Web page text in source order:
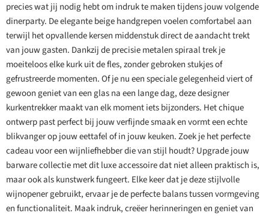
precies wat jij nodig hebt om indruk te maken tijdens jouw volgende
dinerparty. De elegante beige handgrepen voelen comfortabel aan
terwijl het opvallende kersen middenstuk direct de aandacht trekt
van jouw gasten. Dankzij de precisie metalen spiraal trek je
moeiteloos elke kurk uit de fles, zonder gebroken stukjes of
gefrustreerde momenten. Of je nu een speciale gelegenheid viert of
gewoon geniet van een glas na een lange dag, deze designer
kurkentrekker maakt van elk moment iets bijzonders. Het chique
ontwerp past perfect bij jouw verfijnde smaak en vormt een echte
blikvanger op jouw eettafel of in jouw keuken. Zoek je het perfecte
cadeau voor een wijnliefhebber die van stijl houdt? Upgrade jouw
barware collectie met dit luxe accessoire dat niet alleen praktisch is,
maar ook als kunstwerk fungeert. Elke keer dat je deze stijlvolle
wijnopener gebruikt, ervaar je de perfecte balans tussen vormgeving
en functionaliteit. Maak indruk, creëer herinneringen en geniet van